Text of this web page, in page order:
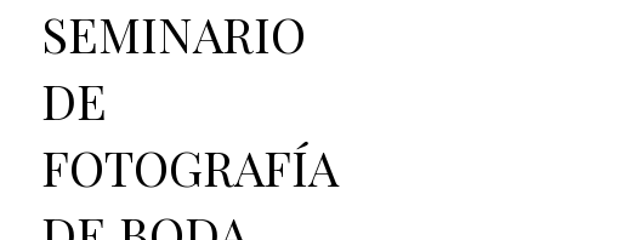
SEMINARIO
DE
FOTOGRAFÍA